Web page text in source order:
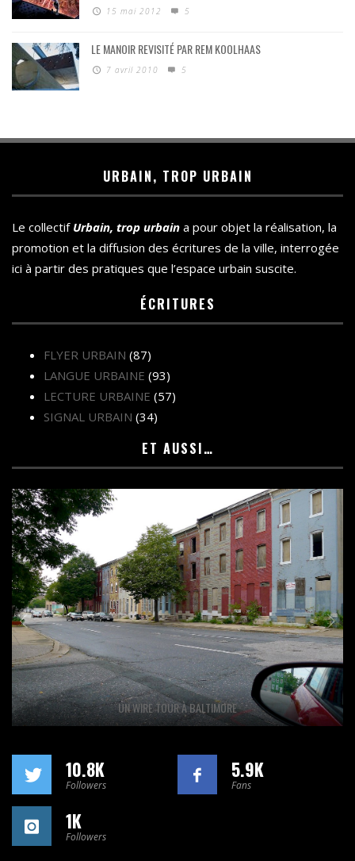
15 mai 2012 5
LE MANOIR REVISITÉ PAR REM KOOLHAAS
7 avril 2010 5
URBAIN, TROP URBAIN
Le collectif Urbain, trop urbain a pour objet la réalisation, la
promotion et la diffusion des écritures de la ville, interrogée
ici à partir des pratiques que l’espace urbain suscite.
ÉCRITURES
FLYER URBAIN (87)
LANGUE URBAINE (93)
LECTURE URBAINE (57)
SIGNAL URBAIN (34)
ET AUSSI…
UN WIRE TOUR À BALTIMORE
10.8K
Followers
5.9K
Fans
1K
Followers